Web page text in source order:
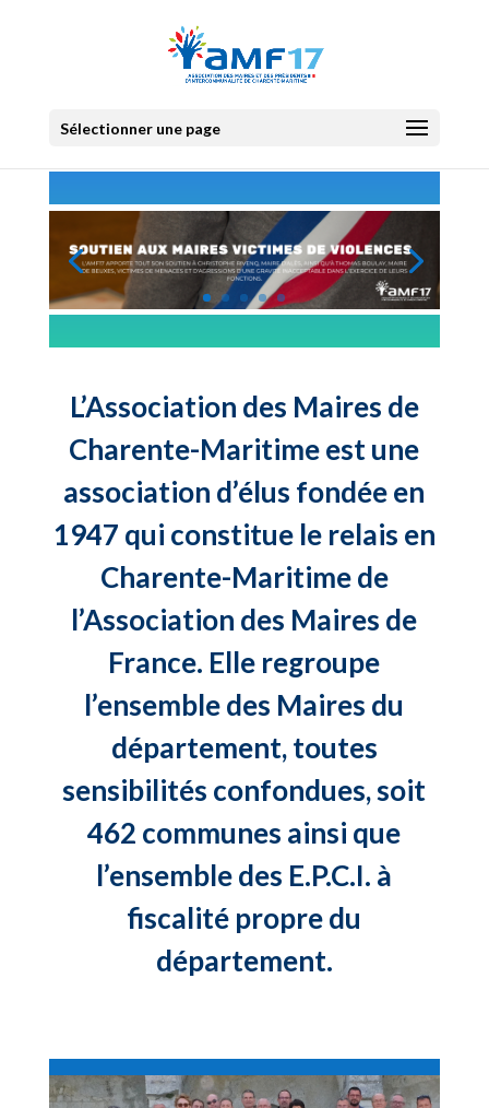
Sélectionner une page
L’Association des Maires de
Charente-Maritime est une
association d’élus fondée en
1947 qui constitue le relais en
Charente-Maritime de
l’Association des Maires de
France. Elle regroupe
l’ensemble des Maires du
département, toutes
sensibilités confondues, soit
462 communes ainsi que
l’ensemble des E.P.C.I. à
fiscalité propre du
département.